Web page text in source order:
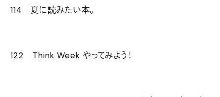
114 夏に読みたい本。
122 Think Week やってみよう！